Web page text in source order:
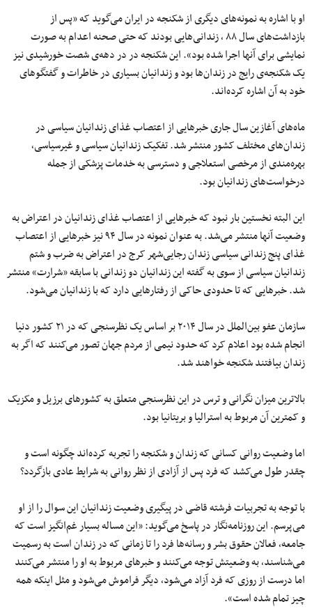
او با اشاره به نمونه‌های دیگری از شکنجه در ایران می‌گوید که «پس از
بازداشت‌های سال ۸۸ ٬ زندانی‌هایی بودند که حتی صحنه اعدام به صورت
نمایشی برای آنها اجرا شده بود». این شکنجه در در دهه‌ی شصت خورشیدی نیز
یک شکنجه‌ی رایج در زندان‌ها بود و زندانیان بسیاری در خاطرات و گفتگوهای
خود به آن اشاره کرده‌اند.
ماه‌های آغازین سال جاری خبرهایی از اعتصاب غذای زندانیان سیاسی در
زندان‌های مختلف کشور منتشر شد. تفکیک زندانیان سیاسی و غیرسیاسی٬
بهره‌‌مندی از مرخصی استعلاجی و دسترسی به خدمات پزشکی از جمله
درخواست‌های زندانیان بود.
این البته نخستین بار نبود که خبرهایی از اعتصاب غذای زندانیان در اعتراض به
وضعیت آنها منتشر می‌شد. به عنوان نمونه در سال ۹۴ نیز خبرهایی از اعتصاب
غذای پنج زندانی سیاسی زندان رجایی‌شهر کرج در اعتراض به ضرب و شتم
زندانیان سیاسی از سوی به گفته این زندانیان دو زندانی با سابقه «شرارت» منتشر
شد. خبرهایی که تا حدودی حاکی از رفتارهایی دارد که با زندانیان می‌شود.
سازمان عفو بین‌الملل در سال ۲۰۱۴ بر اساس یک نظرسنجی که در ۲۱ کشور دنیا
انجام شده بود اعلام کرد که حدود نیمی از مردم جهان تصور می‌کنند که اگر به
زندان بیافتند شکنجه خواهند شد.
بالاترین میزان نگرانی و ترس در این نظرسنجی متعلق به کشورهای برزیل و مکزیک
و کمترین آن مربوط به استرالیا و بریتانیا بود.
اما وضعیت روانی کسانی که زندان و شکنجه را تجربه کرده‌اند چگونه است و
چقدر طول می‌کشد که فرد پس از آزادی از نظر روانی به شرایط عادی بازگردد؟
با توجه به تجربیات فرشته قاضی در پیگیری وضعیت زندانیان این سوال را از او
می‌پرسم. این روزنامه‌نگار در پاسخ می‌گوید: «این مساله بسیار غم‌انگیز است که
جامعه٬ فعالان حقوق بشر و رسانه‌ها فرد را تا زمانی که در زندان است به رسمیت
می‌شناسند٬ به وضعیتش توجه می‌کنند و خبرهای مربوط به او را منتشر می‌کنند
اما درست از روزی که فرد آزاد می‌شود٬ دیگر فراموش می‌شود و مثل اینکه همه
چیز تمام شده است».